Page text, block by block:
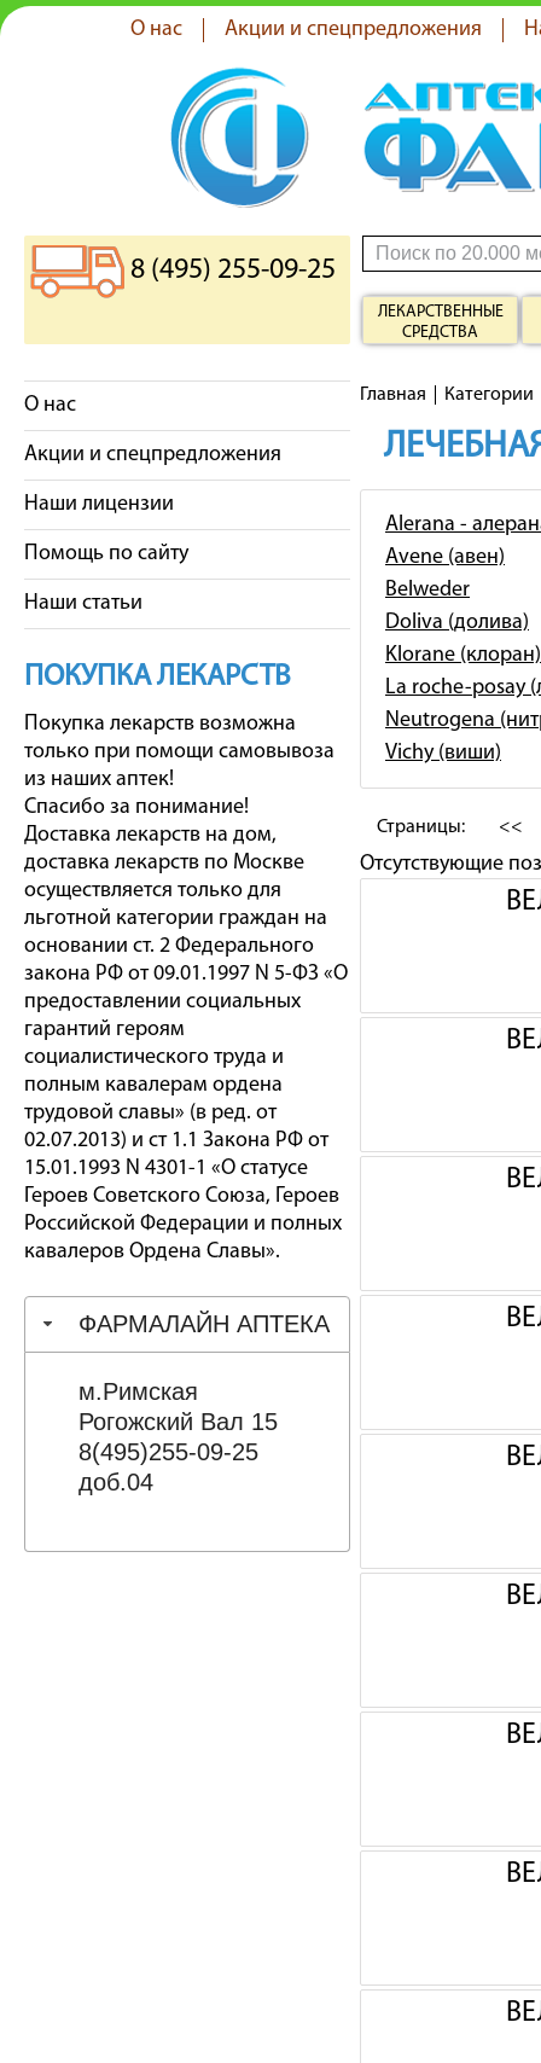
О нас Акции и спецпредложения
8 (495) 255-09-25
ЛЕКАРСТВЕННЫЕ
СРЕДСТВА
О нас
Акции и спецпредложения
Наши лицензии
Помощь по сайту
Наши статьи
ПОКУПКА ЛЕКАРСТВ
Покупка лекарств возможна
только при помощи самовывоза
из наших аптек!
Спасибо за понимание!
Доставка лекарств на дом,
доставка лекарств по Москве
осуществляется только для
льготной категории граждан на
основании ст. 2 Федерального
закона РФ от 09.01.1997 N 5-ФЗ «О
предоставлении социальных
гарантий героям
социалистического труда и
полным кавалерам ордена
трудовой славы» (в ред. от
02.07.2013) и ст 1.1 Закона РФ от
15.01.1993 N 4301-1 «О статусе
Героев Советского Союза, Героев
Российской Федерации и полных
кавалеров Ордена Славы».
ФАРМАЛАЙН АПТЕКА
м.Римская
Рогожский Вал 15
8(495)255-09-25
доб.04
Главная Категории
Alerana -
Avene (авен)
Belweder
Doliva (долива)
Klorane (клоран)
La roche-posay
Neutrogena
Vichy (виши)
Страницы: <<
Отсутствующие